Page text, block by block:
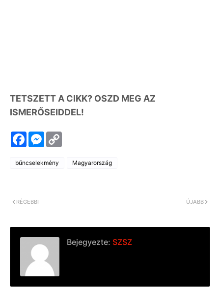
TETSZETT A CIKK? OSZD MEG AZ
ISMERŐSEIDDEL!
F
a
e
b
M
e
s
e
bűncselekmény Magyarország
ÚJABB
RÉGEBBI
Bejegyezte: SZSZ